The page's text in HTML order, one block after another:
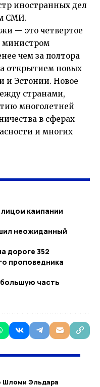
иностранных дел
СМИ.
— это четвертое
министром
чем за полтора
открытием новых
и Эстонии. Новое
странами,
многолетней
в сферах
и многих
кампании
неожиданный
дороге 352
проповедника
часть
Шломи Эльдара